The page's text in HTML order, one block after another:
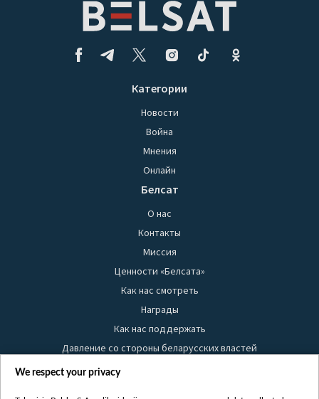
Категории
Новости
Война
Мнения
Онлайн
Белсат
О нас
Контакты
Миссия
Ценности «Белсата»
Как нас смотреть
Награды
Как нас поддержать
Давление со стороны беларусских властей
Правила использования материалов
We respect your privacy